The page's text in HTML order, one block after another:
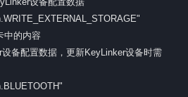
中的内容
备配置数据，更新KeyLinker设备时需